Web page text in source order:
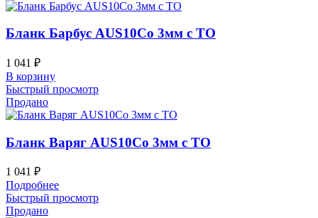
Бланк Барбус AUS10Co 3мм с ТО
1 041 ₽
В корзину
Быстрый просмотр
Продано
Бланк Варяг AUS10Co 3мм с ТО
1 041 ₽
Подробнее
Быстрый просмотр
Продано